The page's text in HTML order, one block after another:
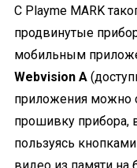
С Playme MARK
продвинутые
мобильным
Webvision А
приложения можно
прошивку прибора,
пользуясь